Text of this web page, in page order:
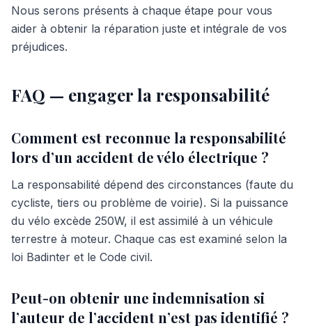
Nous serons présents à chaque étape pour vous
aider à obtenir la réparation juste et intégrale de vos
préjudices.
FAQ — engager la responsabilité
Comment est reconnue la responsabilité
lors d’un accident de vélo électrique ?
La responsabilité dépend des circonstances (faute du
cycliste, tiers ou problème de voirie). Si la puissance
du vélo excède 250W, il est assimilé à un véhicule
terrestre à moteur. Chaque cas est examiné selon la
loi Badinter et le Code civil.
Peut-on obtenir une indemnisation si
l’auteur de l’accident n’est pas identifié ?